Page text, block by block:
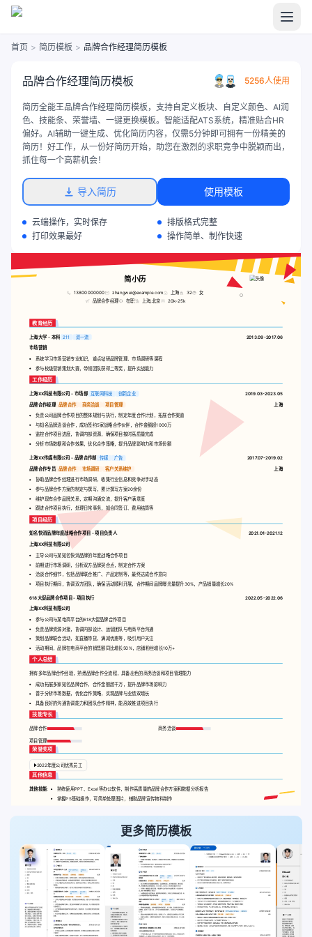
首页 > 简历模板 > 品牌合作经理简历模板
品牌合作经理简历模板 5256人使用
简历全能王品牌合作经理简历模板，支持自定义板块、自定义颜色、AI润
色、技能条、荣誉墙、一键更换模板。智能适配ATS系统，精准贴合HR
偏好。AI辅助一键生成、优化简历内容，仅需5分钟即可拥有一份精美的
简历！好工作，从一份好简历开始，助您在激烈的求职竞争中脱颖而出，
抓住每一个高薪机会！
导入简历 使用模板
云端操作，实时保存
排版格式完整
打印效果最好
操作简单、制作快速
简小历
13800000000 zhangwei@example.com 上海 32
女
品牌合作经理
在职 上海,北京 20k-25k
教育经历
上海大学 - 本科 211 双一流
2013.09-2017.06
市场营销
系统学习市场营销专业知识，重点钻研品牌管理、市场调研等课程
参与校级营销策划大赛，带领团队获得二等奖，提升实战能力
工作经历
上海XX科技有限公司 - 市场部 互联网科技 创新企业 2019.03-2023.05
品牌合作经理 品牌合作 商务洽谈 项目管理 上海
负责公司品牌合作项目的整体规划与执行，制定年度合作计划，拓展合作渠道
与知名品牌洽谈合作，成功签约5家战略合作伙伴，合作金额超1000万
监控合作项目进度，协调内部资源，确保项目按时高质量完成
分析市场数据和合作效果，优化合作策略，提升品牌影响力和市场份额
上海XX传媒有限公司 - 品牌合作部 传媒 广告 2017.07-2019.02
品牌合作专员 品牌合作 市场调研 客户关系维护
上海
协助品牌合作经理进行市场调研，收集行业信息和竞争对手动态
参与品牌合作方案的制定与撰写，累计撰写方案20余份
维护现有合作品牌关系，定期沟通交流，提升客户满意度
跟进合作项目执行，处理日常事务，如合同签订、费用结算等
项目经历
知名快消品牌年度战略合作项目 - 项目负责人 2021.01-2021.12
上海XX科技有限公司
主导公司与某知名快消品牌的年度战略合作项目
前期进行市场调研，分析双方品牌契合点，制定合作方案
洽谈合作细节，包括品牌联合推广、产品定制等，最终达成合作意向
项目执行期间，协调双方团队，确保活动顺利开展，合作期间品牌曝光量提升30%，产品销量增长20%
618大促品牌合作项目 - 项目执行 2022.05-2022.06
上海XX科技有限公司
参与公司与某电商平台的618大促品牌合作项目
负责品牌资源对接，协调内部设计、运营团队与电商平台沟通
策划品牌联合活动，如直播带货、满减优惠等，吸引用户关注
活动期间，品牌在电商平台的销售额同比增长50%，店铺粉丝增长10万+
个人总结
拥有多年品牌合作经验，熟悉品牌合作全流程，具备出色的商务洽谈和项目管理能力
成功拓展多家知名品牌合作，合作金额超千万，提升品牌市场影响力
善于分析市场数据，优化合作策略，实现品牌与业绩双增长
具备良好的沟通协调能力和团队合作精神，能高效推进项目执行
技能专长
品牌合作 商务洽谈
项目管理
荣誉奖项
2022年度公司优秀员工
其他信息
其他技能: 熟练使用PPT、Excel等办公软件，制作高质量的品牌合作方案和数据分析报告
掌握PS基础操作，可简单处理图片，辅助品牌宣传物料制作
更多简历模板